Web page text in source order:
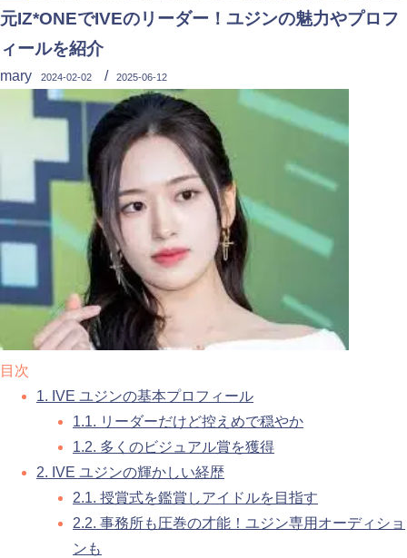
元IZ*ONEでIVEのリーダー！ユジンの魅力やプロフ
ィールを紹介
mary 2024-02-02 / 2025-06-12
目次
1. IVE ユジンの基本プロフィール
1.1. リーダーだけど控えめで穏やか
1.2. 多くのビジュアル賞を獲得
2. IVE ユジンの輝かしい経歴
2.1. 授賞式を鑑賞しアイドルを目指す
2.2. 事務所も圧巻の才能！ユジン専用オーディショ
ンも